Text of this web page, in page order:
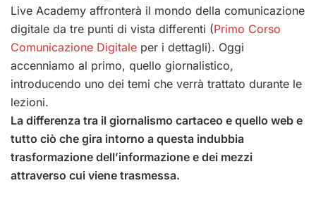
Live Academy affronterà il mondo della comunicazione
digitale da tre punti di vista differenti (Primo Corso
Comunicazione Digitale per i dettagli). Oggi
accenniamo al primo, quello giornalistico,
introducendo uno dei temi che verrà trattato durante le
lezioni.
La differenza tra il giornalismo cartaceo e quello web e
tutto ciò che gira intorno a questa indubbia
trasformazione dell’informazione e dei mezzi
attraverso cui viene trasmessa.